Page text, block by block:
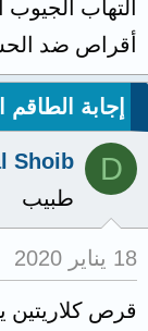
التهاب الجيوب
أقراص ضد
إجابة الطاقم
D
Shoib
طبيب
18 يناير 2020
قرص كلاريتين